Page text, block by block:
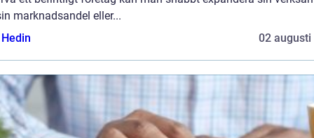
marknadsandel eller...
02 augusti